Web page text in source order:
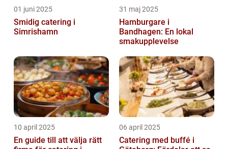
01 juni 2025
Smidig catering i
Simrishamn
31 maj 2025
Hamburgare i
Bandhagen: En lokal
smakupplevelse
10 april 2025
En guide till att välja rätt
06 april 2025
Catering med buffé i